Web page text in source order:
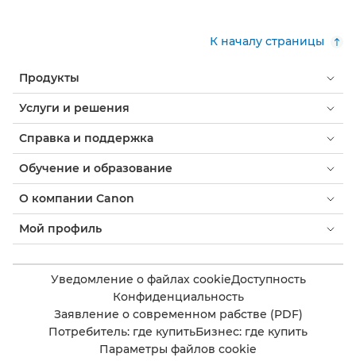
К началу страницы
Продукты
Услуги и решения
Справка и поддержка
Обучение и образование
О компании Canon
Мой профиль
Уведомление о файлах cookieДоступность
Конфиденциальность
Заявление о современном рабстве (PDF)
Потребитель: где купитьБизнес: где купить
Параметры файлов cookie